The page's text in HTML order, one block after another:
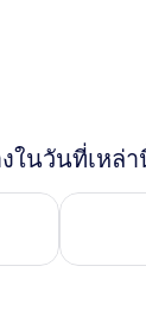
ในวันที่เหล่
ส.ค. 6 - ส.ค. 7
ตรวจสอบ